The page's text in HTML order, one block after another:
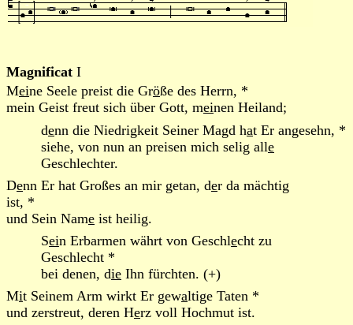
Magnificat I
Meine Seele preist die Größe des Herrn, *
mein Geist freut sich über Gott, meinen Heiland;
denn die Niedrigkeit Seiner Magd hat Er angesehn, *
siehe, von nun an preisen mich selig alle
Geschlechter.
Denn Er hat Großes an mir getan, der da mächtig
ist, *
und Sein Name ist heilig.
Sein Erbarmen währt von Geschlecht zu
Geschlecht *
bei denen, die Ihn fürchten. (+)
Mit Seinem Arm wirkt Er gewaltige Taten *
und zerstreut, deren Herz voll Hochmut ist.